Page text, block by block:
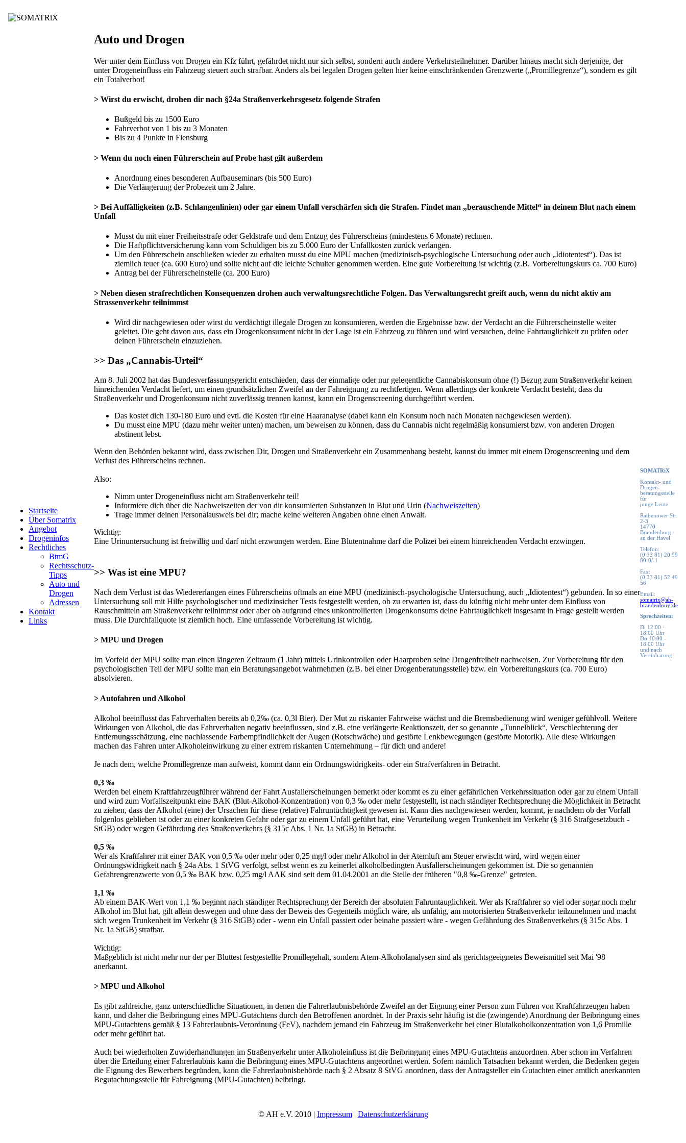
Startseite
Über Somatrix
Angebot
Drogeninfos
Rechtliches
BtmG
Rechtsschutz-
Tipps
Auto und
Drogen
Adressen
Kontakt
Links
Auto und Drogen
Wer unter dem Einfluss von Drogen ein Kfz führt, gefährdet nicht nur sich selbst, sondern auch andere Verkehrsteilnehmer. Darüber hinaus macht sich derjenige, der
unter Drogeneinfluss ein Fahrzeug steuert auch strafbar. Anders als bei legalen Drogen gelten hier keine einschränkenden Grenzwerte („Promillegrenze“), sondern es gilt
ein Totalverbot!
> Wirst du erwischt, drohen dir nach §24a Straßenverkehrsgesetz folgende Strafen
Bußgeld bis zu 1500 Euro
Fahrverbot von 1 bis zu 3 Monaten
Bis zu 4 Punkte in Flensburg
> Wenn du noch einen Führerschein auf Probe hast gilt außerdem
Anordnung eines besonderen Aufbauseminars (bis 500 Euro)
Die Verlängerung der Probezeit um 2 Jahre.
> Bei Auffälligkeiten (z.B. Schlangenlinien) oder gar einem Unfall verschärfen sich die Strafen. Findet man „berauschende Mittel“ in deinem Blut nach einem
Unfall
Musst du mit einer Freiheitsstrafe oder Geldstrafe und dem Entzug des Führerscheins (mindestens 6 Monate) rechnen.
Die Haftpflichtversicherung kann vom Schuldigen bis zu 5.000 Euro der Unfallkosten zurück verlangen.
Um den Führerschein anschließen wieder zu erhalten musst du eine MPU machen (medizinisch-psychlogische Untersuchung oder auch „Idiotentest“). Das ist
ziemlich teuer (ca. 600 Euro) und sollte nicht auf die leichte Schulter genommen werden. Eine gute Vorbereitung ist wichtig (z.B. Vorbereitungskurs ca. 700 Euro)
Antrag bei der Führerscheinstelle (ca. 200 Euro)
> Neben diesen strafrechtlichen Konsequenzen drohen auch verwaltungsrechtliche Folgen. Das Verwaltungsrecht greift auch, wenn du nicht aktiv am
Strassenverkehr teilnimmst
Wird dir nachgewiesen oder wirst du verdächtigt illegale Drogen zu konsumieren, werden die Ergebnisse bzw. der Verdacht an die Führerscheinstelle weiter
geleitet. Die geht davon aus, dass ein Drogenkonsument nicht in der Lage ist ein Fahrzeug zu führen und wird versuchen, deine Fahrtauglichkeit zu prüfen oder
deinen Führerschein einzuziehen.
>> Das „Cannabis-Urteil“
Am 8. Juli 2002 hat das Bundesverfassungsgericht entschieden, dass der einmalige oder nur gelegentliche Cannabiskonsum ohne (!) Bezug zum Straßenverkehr keinen
hinreichenden Verdacht liefert, um einen grundsätzlichen Zweifel an der Fahreignung zu rechtfertigen. Wenn allerdings der konkrete Verdacht besteht, dass du
Straßenverkehr und Drogenkonsum nicht zuverlässig trennen kannst, kann ein Drogenscreening durchgeführt werden.
Das kostet dich 130-180 Euro und evtl. die Kosten für eine Haaranalyse (dabei kann ein Konsum noch nach Monaten nachgewiesen werden).
Du musst eine MPU (dazu mehr weiter unten) machen, um beweisen zu können, dass du Cannabis nicht regelmäßig konsumierst bzw. von anderen Drogen
abstinent lebst.
Wenn den Behörden bekannt wird, dass zwischen Dir, Drogen und Straßenverkehr ein Zusammenhang besteht, kannst du immer mit einem Drogenscreening und dem
Verlust des Führerscheins rechnen.
Also:
Nimm unter Drogeneinfluss nicht am Straßenverkehr teil!
Informiere dich über die Nachweiszeiten der von dir konsumierten Substanzen in Blut und Urin (Nachweiszeiten)
Trage immer deinen Personalausweis bei dir; mache keine weiteren Angaben ohne einen Anwalt.
Wichtig:
Eine Urinuntersuchung ist freiwillig und darf nicht erzwungen werden. Eine Blutentnahme darf die Polizei bei einem hinreichenden Verdacht erzwingen.
>> Was ist eine MPU?
Nach dem Verlust ist das Wiedererlangen eines Führerscheins oftmals an eine MPU (medizinisch-psychologische Untersuchung, auch „Idiotentest“) gebunden. In so einer
Untersuchung soll mit Hilfe psychologischer und medizinsicher Tests festgestellt werden, ob zu erwarten ist, dass du künftig nicht mehr unter dem Einfluss von
Rauschmitteln am Straßenverkehr teilnimmst oder aber ob aufgrund eines unkontrollierten Drogenkonsums deine Fahrtauglichkeit insgesamt in Frage gestellt werden
muss. Die Durchfallquote ist ziemlich hoch. Eine umfassende Vorbereitung ist wichtig.
> MPU und Drogen
Im Vorfeld der MPU sollte man einen längeren Zeitraum (1 Jahr) mittels Urinkontrollen oder Haarproben seine Drogenfreiheit nachweisen. Zur Vorbereitung für den
psychologischen Teil der MPU sollte man ein Beratungsangebot wahrnehmen (z.B. bei einer Drogenberatungsstelle) bzw. ein Vorbereitungskurs (ca. 700 Euro)
absolvieren.
> Autofahren und Alkohol
Alkohol beeinflusst das Fahrverhalten bereits ab 0,2‰ (ca. 0,3l Bier). Der Mut zu riskanter Fahrweise wächst und die Bremsbedienung wird weniger gefühlvoll. Weitere
Wirkungen von Alkohol, die das Fahrverhalten negativ beeinflussen, sind z.B. eine verlängerte Reaktionszeit, der so genannte „Tunnelblick“, Verschlechterung der
Entfernungsschätzung, eine nachlassende Farbempfindlichkeit der Augen (Rotschwäche) und gestörte Lenkbewegungen (gestörte Motorik). Alle diese Wirkungen
machen das Fahren unter Alkoholeinwirkung zu einer extrem riskanten Unternehmung – für dich und andere!
Je nach dem, welche Promillegrenze man aufweist, kommt dann ein Ordnungswidrigkeits- oder ein Strafverfahren in Betracht.
0,3 ‰
Werden bei einem Kraftfahrzeugführer während der Fahrt Ausfallerscheinungen bemerkt oder kommt es zu einer gefährlichen Verkehrssituation oder gar zu einem Unfall
und wird zum Vorfallszeitpunkt eine BAK (Blut-Alkohol-Konzentration) von 0,3 ‰ oder mehr festgestellt, ist nach ständiger Rechtsprechung die Möglichkeit in Betracht
zu ziehen, dass der Alkohol (eine) der Ursachen für diese (relative) Fahruntüchtigkeit gewesen ist. Kann dies nachgewiesen werden, kommt, je nachdem ob der Vorfall
folgenlos geblieben ist oder zu einer konkreten Gefahr oder gar zu einem Unfall geführt hat, eine Verurteilung wegen Trunkenheit im Verkehr (§ 316 Strafgesetzbuch -
StGB) oder wegen Gefährdung des Straßenverkehrs (§ 315c Abs. 1 Nr. 1a StGB) in Betracht.
0,5 ‰
Wer als Kraftfahrer mit einer BAK von 0,5 ‰ oder mehr oder 0,25 mg/l oder mehr Alkohol in der Atemluft am Steuer erwischt wird, wird wegen einer
Ordnungswidrigkeit nach § 24a Abs. 1 StVG verfolgt, selbst wenn es zu keinerlei alkoholbedingten Ausfallerscheinungen gekommen ist. Die so genannten
Gefahrengrenzwerte von 0,5 ‰ BAK bzw. 0,25 mg/l AAK sind seit dem 01.04.2001 an die Stelle der früheren "0,8 ‰-Grenze" getreten.
1,1 ‰
Ab einem BAK-Wert von 1,1 ‰ beginnt nach ständiger Rechtsprechung der Bereich der absoluten Fahruntauglichkeit. Wer als Kraftfahrer so viel oder sogar noch mehr
Alkohol im Blut hat, gilt allein deswegen und ohne dass der Beweis des Gegenteils möglich wäre, als unfähig, am motorisierten Straßenverkehr teilzunehmen und macht
sich wegen Trunkenheit im Verkehr (§ 316 StGB) oder - wenn ein Unfall passiert oder beinahe passiert wäre - wegen Gefährdung des Straßenverkehrs (§ 315c Abs. 1
Nr. 1a StGB) strafbar.
Wichtig:
Maßgeblich ist nicht mehr nur der per Bluttest festgestellte Promillegehalt, sondern Atem-Alkoholanalysen sind als gerichtsgeeignetes Beweismittel seit Mai '98
anerkannt.
> MPU und Alkohol
Es gibt zahlreiche, ganz unterschiedliche Situationen, in denen die Fahrerlaubnisbehörde Zweifel an der Eignung einer Person zum Führen von Kraftfahrzeugen haben
kann, und daher die Beibringung eines MPU-Gutachtens durch den Betroffenen anordnet. In der Praxis sehr häufig ist die (zwingende) Anordnung der Beibringung eines
MPU-Gutachtens gemäß § 13 Fahrerlaubnis-Verordnung (FeV), nachdem jemand ein Fahrzeug im Straßenverkehr bei einer Blutalkoholkonzentration von 1,6 Promille
oder mehr geführt hat.
Auch bei wiederholten Zuwiderhandlungen im Straßenverkehr unter Alkoholeinfluss ist die Beibringung eines MPU-Gutachtens anzuordnen. Aber schon im Verfahren
über die Erteilung einer Fahrerlaubnis kann die Beibringung eines MPU-Gutachtens angeordnet werden. Sofern nämlich Tatsachen bekannt werden, die Bedenken gegen
die Eignung des Bewerbers begründen, kann die Fahrerlaubnisbehörde nach § 2 Absatz 8 StVG anordnen, dass der Antragsteller ein Gutachten einer amtlich anerkannten
Begutachtungsstelle für Fahreignung (MPU-Gutachten) beibringt.
SOMATRiX
Kontakt- und
Drogen-
beratungsstelle
für
junge Leute
Rathenower Str.
2-3
14770
Brandenburg
an der Havel
Telefon:
(0 33 81) 20 99
80-0/-1
Fax:
(0 33 81) 52 49
56
Email:
somatrix@ah-
brandenburg.de
Sprechzeiten:
Di 12:00 -
18:00 Uhr
Do 10:00 -
18:00 Uhr
und nach
Vereinbarung
© AH e.V. 2010 | Impressum| Datenschutzerklärung